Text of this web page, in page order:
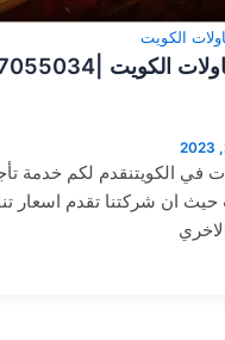
الكويت
في الكويتنقدم لكم خدمة
ان شركتنا تقدم اسعار